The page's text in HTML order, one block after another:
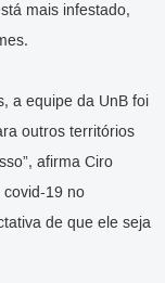
mais infestado,
a equipe da UnB foi
outros territórios
afirma Ciro
19 no
de que ele seja